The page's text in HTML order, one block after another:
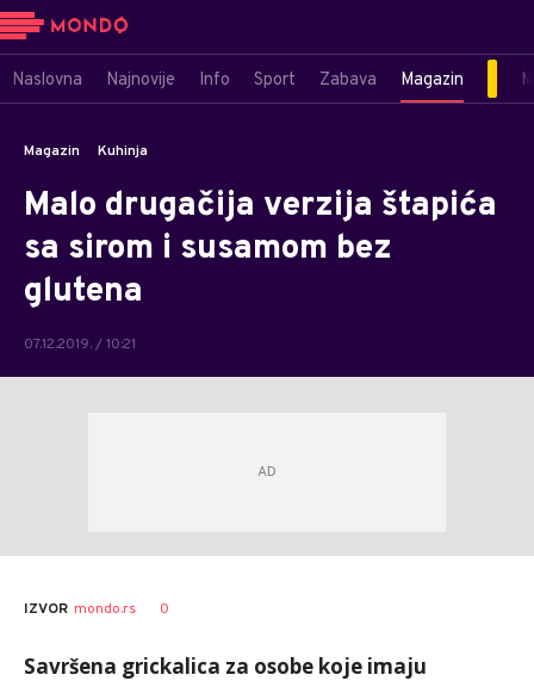
Naslovna Najnovije Info Sport Zabava Magazin
Magazin Kuhinja
Malo drugačija verzija štapića
sa sirom i susamom bez
glutena
07.12.2019. / 10:21
IZVOR mondo.rs 0
Savršena grickalica za osobe koje imaju